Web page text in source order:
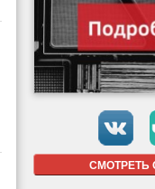
СМОТРЕТЬ